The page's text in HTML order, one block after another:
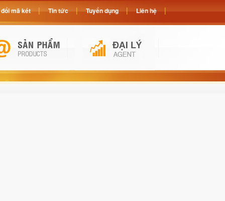
mã két Tin tức Tuyển dụng Liên hệ